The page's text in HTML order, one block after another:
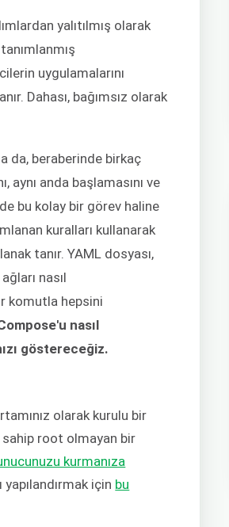
yalıtılmış olarak
uygulamalarını
Dahası, bağımsız olarak
da, beraberinde birkaç
anda başlamasını ve
bu kolay bir görev haline
kuralları kullanarak
tanır. YAML dosyası,
nasıl
komutla hepsini
nasıl
göstereceğiz.
olarak kurulu bir
sahip root olmayan bir
kurmanıza
yapılandırmak için bu